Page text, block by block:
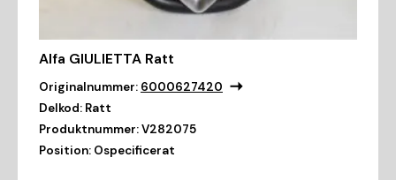
Alfa GIULIETTA Ratt
Originalnummer: 6000627420
Delkod: Ratt
Produktnummer:V282075
Position: Ospecificerat